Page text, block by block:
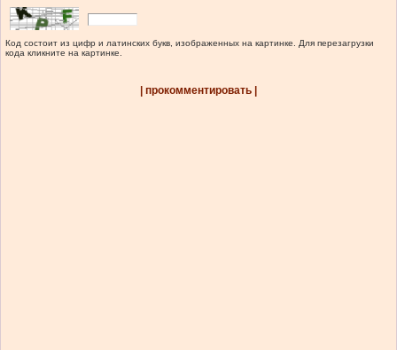
Код состоит из цифр и латинских букв, изображенных на картинке. Для перезагрузки
кода кликните на картинке.
| прокомментировать |